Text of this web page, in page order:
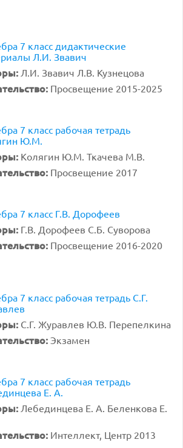
7 класс дидактические
Л.И. Звавич
Л.И. Звавич Л.В. Кузнецова
Просвещение 2015-2025
7 класс рабочая тетрадь
Ю.М.
Колягин Ю.М. Ткачева М.В.
Просвещение 2017
7 класс Г.В. Дорофеев
Г.В. Дорофеев С.Б. Суворова
Просвещение 2016-2020
7 класс рабочая тетрадь С.Г.
С.Г. Журавлев Ю.В. Перепелкина
Экзамен
7 класс рабочая тетрадь
Е. А.
Лебединцева Е. А. Беленкова Е.
Интеллект, Центр 2013